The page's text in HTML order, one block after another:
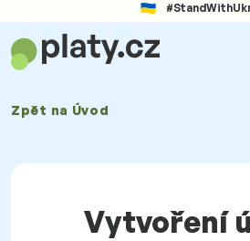
Zpět na Úvod
Vytvoření